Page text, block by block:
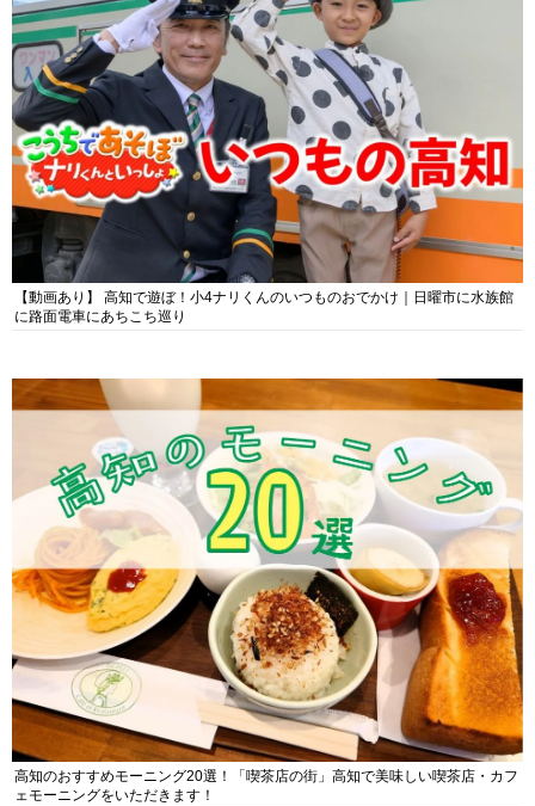
【動画あり】 高知で遊ぼ！小4ナリくんのいつものおでかけ｜日曜市に水族館
に路面電車にあちこち巡り
高知のおすすめモーニング20選！「喫茶店の街」高知で美味しい喫茶店・カフ
ェモーニングをいただきます！